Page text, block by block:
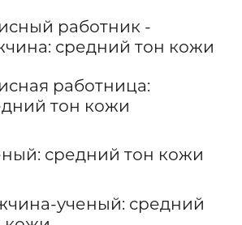
работник -
средний тон кожи
работница:
тон кожи
средний тон кожи
ученый: средний